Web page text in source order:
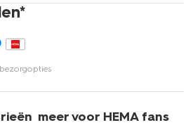
meer voor HEMA fans